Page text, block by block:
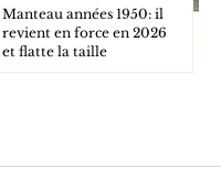
Manteau années 1950: il
revient en force en 2026
et flatte la taille